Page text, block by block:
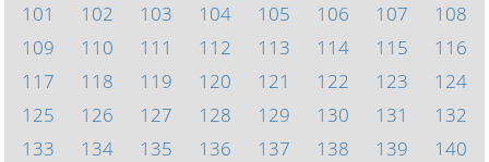
101
102 103 104 105 106 107
108
109
110 111 112 113 114 115
116
117
118 119 120 121 122 123
124
125
126 127 128 129 130 131
132
133
134 135 136 137 138 139
140